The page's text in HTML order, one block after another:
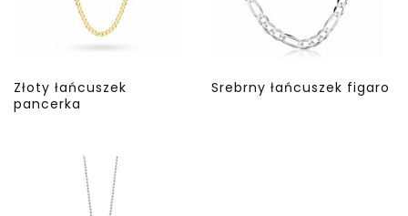
Złoty łańcuszek
pancerka
Srebrny łańcuszek figaro